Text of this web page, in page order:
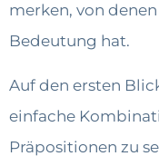
merken, von
Bedeutung hat.
Auf den ersten
einfache
Präpositionen zu